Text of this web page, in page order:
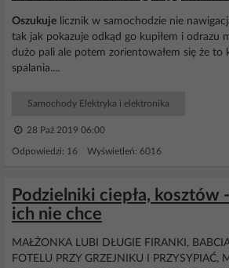
Oszukuje licznik w samochodzie nie
tak jak pokazuje odkąd go kupiłem i odrazu
dużo pali ale potem zorientowałem się że to
spalania....
Samochody Elektryka i elektronika
28 Paź 2019 06:00
Odpowiedzi: 16 Wyświetleń: 6016
Podzielniki ciepła, kosztów
ich nie chce
MAŁŻONKA LUBI DŁUGIE FIRANKI,
FOTELU PRZY GRZEJNIKU I PRZYSYPIAĆ,